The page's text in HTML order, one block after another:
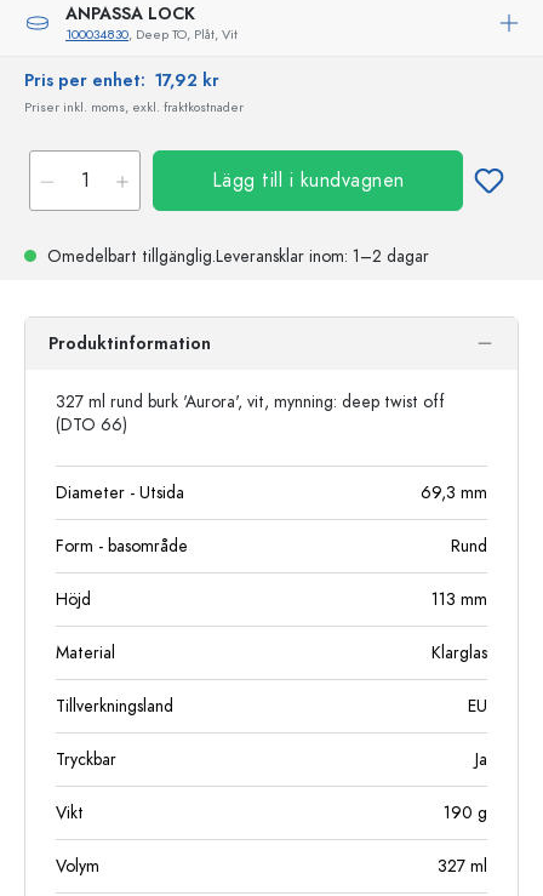
ANPASSA LOCK
100034830, Deep TO, Plåt, Vit
Pris per enhet: 17,92 kr
Priser inkl. moms, exkl. fraktkostnader
Lägg till i kundvagnen
Omedelbart tillgänglig.Leveransklar inom: 1–2 dagar
Produktinformation
327 ml rund burk 'Aurora', vit, mynning: deep twist off
(DTO 66)
Diameter - Utsida 69,3 mm
Form - basområde Rund
Höjd 113 mm
Material Klarglas
Tillverkningsland EU
Tryckbar Ja
Vikt 190 g
Volym 327 ml